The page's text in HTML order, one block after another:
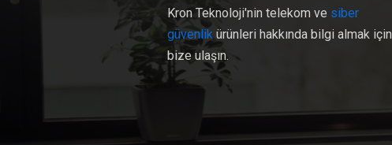
Kron Teknoloji'nin telekom ve siber
güvenlik ürünleri hakkında bilgi almak için
bize ulaşın.